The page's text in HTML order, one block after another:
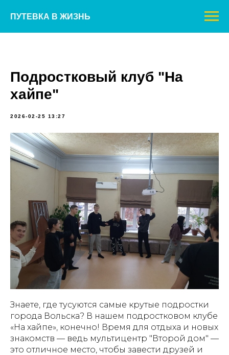
ПУТЕВКА В ЖИЗНЬ
Подростковый клуб "На
хайпе"
2026-02-25 13:27
Знаете, где тусуются самые крутые подростки
города Вольска? В нашем подростковом клубе
«На хайпе», конечно! Время для отдыха и новых
знакомств — ведь мультицентр "Второй дом" —
это отличное место, чтобы завести друзей и